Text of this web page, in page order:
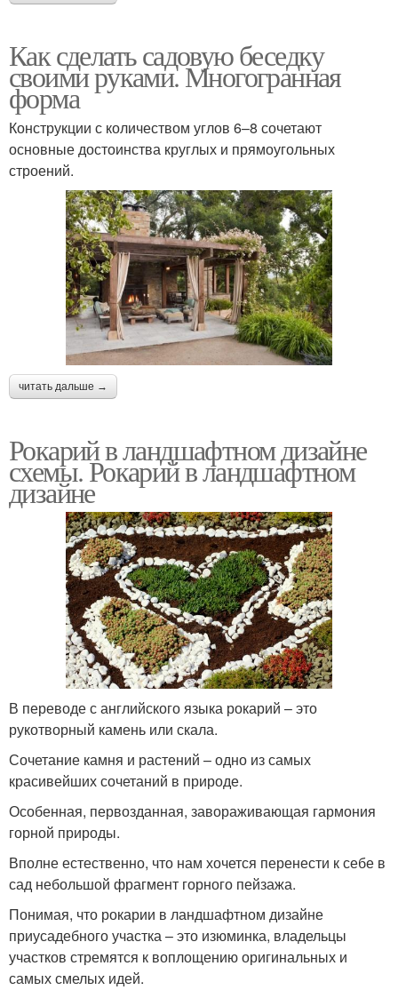
Как сделать садовую беседку
своими руками. Многогранная
форма
Конструкции с количеством углов 6–8 сочетают
основные достоинства круглых и прямоугольных
строений.
читать дальше →
Рокарий в ландшафтном дизайне
схемы. Рокарий в ландшафтном
дизайне
В переводе с английского языка рокарий – это
рукотворный камень или скала.
Сочетание камня и растений – одно из самых
красивейших сочетаний в природе.
Особенная, первозданная, завораживающая гармония
горной природы.
Вполне естественно, что нам хочется перенести к себе в
сад небольшой фрагмент горного пейзажа.
Понимая, что рокарии в ландшафтном дизайне
приусадебного участка – это изюминка, владельцы
участков стремятся к воплощению оригинальных и
самых смелых идей.